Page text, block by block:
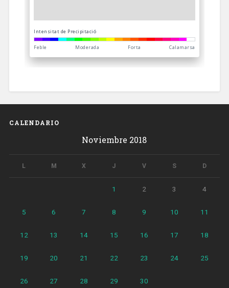
CALENDARIO
Noviembre 2018
L M X J V S D
1 2 3 4
5 6 7 8 9 10 11
12 13 14 15 16 17 18
19 20 21 22 23 24 25
26 27 28 29 30